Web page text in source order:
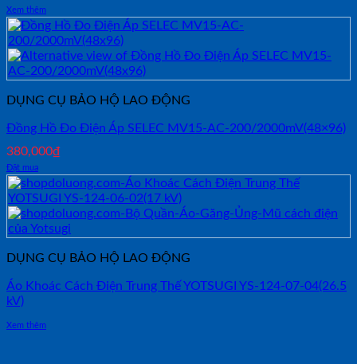
Xem thêm
DỤNG CỤ BẢO HỘ LAO ĐỘNG
Đồng Hồ Đo Điện Áp SELEC MV15-AC-200/2000mV(48×96)
380,000₫
Đặt mua
DỤNG CỤ BẢO HỘ LAO ĐỘNG
Áo Khoác Cách Điện Trung Thế YOTSUGI YS-124-07-04(26.5
kV)
Xem thêm